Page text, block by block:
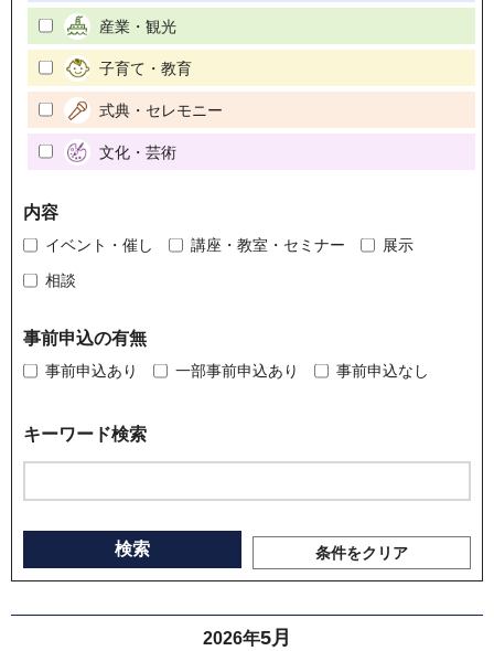
産業・観光
子育て・教育
式典・セレモニー
文化・芸術
内容
イベント・催し 講座・教室・セミナー
展示
相談
事前申込の有無
事前申込あり 一部事前申込あり 事前申込なし
キーワード検索
条件をクリア
2026年5月